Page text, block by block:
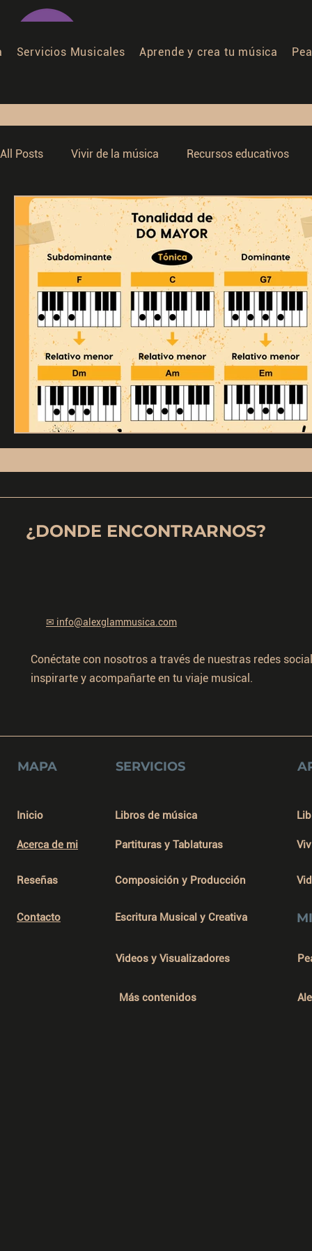
Servicios Musicales Aprende y crea tu música
All Posts Vivir de la música Recursos educativos
¿DONDE ENCONTRARNOS?
✉ info@alexglammusica.com
Conéctate con nosotros a través de nuestras redes
inspirarte y acompañarte en tu viaje musical.
MAPA SERVICIOS
Inicio
Acerca de mi
Reseñas
Contacto
Libros de música
Partituras y Tablaturas
Composición y Producción
Escritura Musical y Creativa
Videos y Visualizadores
Más contenidos